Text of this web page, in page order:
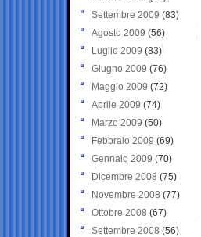
Settembre 2009 (83)
Agosto 2009 (56)
Luglio 2009 (83)
Giugno 2009 (76)
Maggio 2009 (72)
Aprile 2009 (74)
Marzo 2009 (50)
Febbraio 2009 (69)
Gennaio 2009 (70)
Dicembre 2008 (75)
Novembre 2008 (77)
Ottobre 2008 (67)
Settembre 2008 (56)